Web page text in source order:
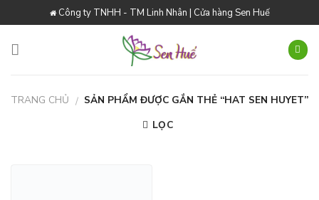
to
Công ty TNHH - TM Linh Nhân | Cửa hàng Sen Huế
TRANG CHỦ / SẢN PHẨM ĐƯỢC GẮN THẺ “HAT SEN HUYET”
LỌC